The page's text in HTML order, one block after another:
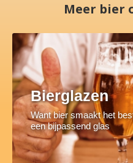
Meer bier
Bierglazen
Want bier smaakt het
een bijpassend glas